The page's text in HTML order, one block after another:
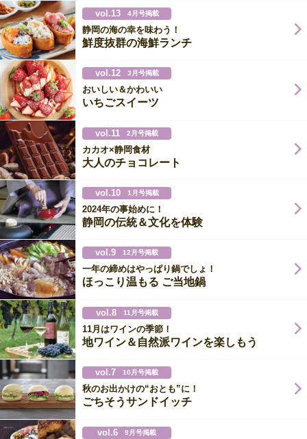
vol.13 4月号掲載
静岡の海の幸を味わう！
鮮度抜群の海鮮ランチ
vol.12 3月号掲載
おいしい＆かわいい
いちごスイーツ
vol.11 2月号掲載
カカオ×静岡食材
大人のチョコレート
vol.10 1月号掲載
2024年の事始めに！
静岡の伝統＆文化を体験
vol.9 12月号掲載
一年の締めはやっぱり鍋でしょ！
ほっこり温もる ご当地鍋
vol.8 11月号掲載
11月はワインの季節！
地ワイン＆自然派ワインを楽しもう
vol.7 10月号掲載
秋のお出かけの“おとも”に！
ごちそうサンドイッチ
vol.6 9月号掲載